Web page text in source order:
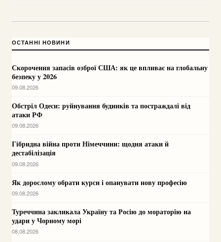
ОСТАННІ НОВИНИ
Скорочення запасів озброї США: як це впливає на глобальну
безпеку у 2026
09.08.2026
Обстріл Одеси: руйнування будинків та постраждалі від
атаки РФ
09.08.2026
Гібридна війна проти Німеччини: щодня атаки й
дестабілізація
09.08.2026
Як дорослому обрати курси і опанувати нову професію
09.08.2026
Туреччина закликала Україну та Росію до мораторію на
удари у Чорному морі
08.08.2026